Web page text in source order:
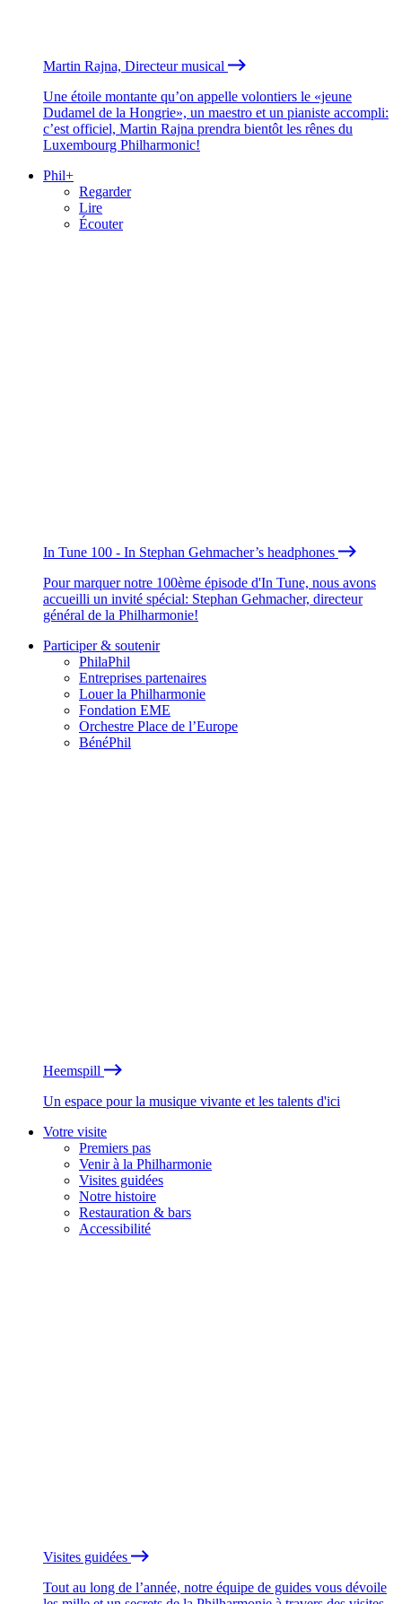
Martin Rajna, Directeur musical
Une étoile montante qu’on appelle volontiers le «jeune
Dudamel de la Hongrie», un maestro et un pianiste accompli:
c’est officiel, Martin Rajna prendra bientôt les rênes du
Luxembourg Philharmonic!
Phil+
Regarder
Lire
Écouter
In Tune 100 - In Stephan Gehmacher’s headphones
Pour marquer notre 100ème épisode d'In Tune, nous avons
accueilli un invité spécial: Stephan Gehmacher, directeur
général de la Philharmonie!
Participer & soutenir
PhilaPhil
Entreprises partenaires
Louer la Philharmonie
Fondation EME
Orchestre Place de l’Europe
BénéPhil
Heemspill
Un espace pour la musique vivante et les talents d'ici
Votre visite
Premiers pas
Venir à la Philharmonie
Visites guidées
Notre histoire
Restauration & bars
Accessibilité
Visites guidées
Tout au long de l’année, notre équipe de guides vous dévoile